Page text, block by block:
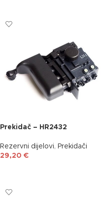
Prekidač – HR2432
Rezervni dijelovi, Prekidači
29,20 €